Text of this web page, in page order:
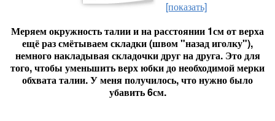
[показать]
Меряем окружность талии и на расстоянии 1см от верха
ещё раз смётываем складки (швом "назад иголку"),
немного накладывая складочки друг на друга. Это для
того, чтобы уменьшить верх юбки до необходимой мерки
обхвата талии. У меня получилось, что нужно было
убавить 6см.